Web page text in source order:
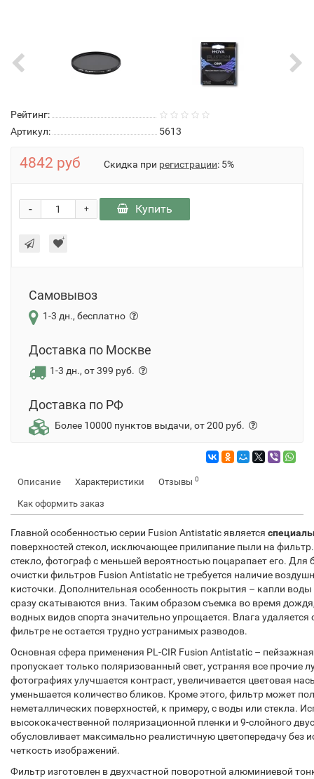
Рейтинг:
Артикул:
5613
4842 руб Скидка при регистрации: 5%
+
- Купить
Самовывоз
1-3 дн., бесплатно
Доставка по Москве
1-3 дн., от 399 руб.
Доставка по РФ
Более 10000 пунктов выдачи, от 200 руб.
Описание Характеристики Отзывы 0
Как оформить заказ
Главной особенностью серии Fusion Antistatic является
поверхностей стекол, исключающее прилипание пыли на
стекло, фотограф с меньшей вероятностью поцарапает его. Для
очистки фильтров Fusion Antistatic не требуется наличие
кисточки. Дополнительная особенность покрытия – капли
сразу скатываются вниз. Таким образом съемка во время
водных видов спорта значительно упрощается. Влага удаляется
фильтре не остается трудно устранимых разводов.
Основная сфера применения PL-CIR Fusion Antistatic –
пропускает только поляризованный свет, устраняя все прочие
фотографиях улучшается контраст, увеличивается цветовая
уменьшается количество бликов. Кроме этого, фильтр может
неметаллических поверхностей, к примеру, с воды или стекла.
высококачественной поляризационной пленки и 9-слойного
обусловливает максимально реалистичную цветопередачу без
четкость изображений.
Фильтр изготовлен в двухчастной поворотной алюминиевой